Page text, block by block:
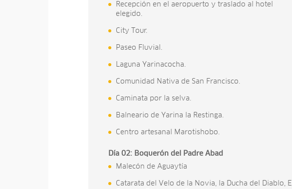
Recepción en el aeropuerto y traslado al hotel
elegido.
City Tour.
Paseo Fluvial.
Laguna Yarinacocha.
Comunidad Nativa de San Francisco.
Caminata por la selva.
Balneario de Yarina la Restinga.
Centro artesanal Marotishobo.
Día 02: Boquerón del Padre Abad
Malecón de Aguaytía
Catarata del Velo de la Novia, la Ducha del Diablo, El